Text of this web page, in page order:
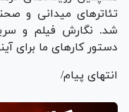
تئاتر‌های میدانی و
شد. نگارش فیلم و
دستور کار‌های ما برای
انتهای پیام/